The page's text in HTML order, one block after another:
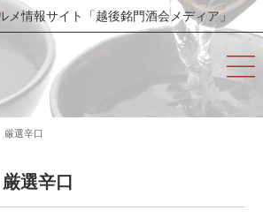
メ情報サイト「越後銘門酒会メディア」
厳選辛口
選辛口